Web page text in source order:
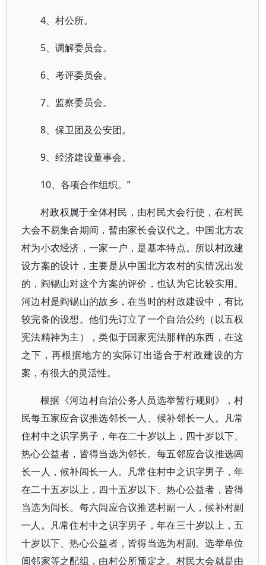
4、村公所。
5、调解委员会。
6、考评委员会。
7、监察委员会。
8、保卫团及公安团。
9、经济建设董事会。
10、各项合作组织。”
村政权属于全体村民，由村民大会行使，在村民
大会不易集合期间，暂由家长会议代之。中国北方农
村为小农经济，一家一户，是基本特点。所以村政建
设方案的设计，主要是从中国北方农村的实情况出发
的，阎锡山对这个方案的评价，也认为它比较实用。
河边村是阎锡山的故乡，在当时的村政建设中，有比
较完备的设想。他们先订立了一个自治公约（以五权
宪法精神为主），类似于国家宪法那样的东西，在这
之下，再根据地方的实际订出适合于村政建设的方
案，有很大的灵活性。
根据《河边村自治公务人员选举暂行规则》，村
民每五家应合议推选邻长一人、候补邻长一人。凡常
住村中之识字男子，年在二十岁以上，四十岁以下、
热心公益者，皆得当选为邻长。每五邻应合议推选闾
长一人，候补闾长一人。凡常住村中之识字男子，年
在二十五岁以上，四十五岁以下、热心公益者，皆得
当选为闾长。每六闾应合议推选村副一人，候补村副
一人。凡常住村中之识字男子，年在三十岁以上，五
十岁以下、热心公益者，皆得当选为村副。选举单位
闾邻家等之配组，由村公所预定之。村民大会就是由